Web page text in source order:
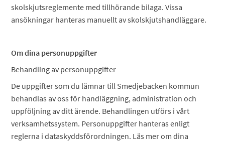
skolskjutsreglemente med tillhörande bilaga. Vissa
ansökningar hanteras manuellt av skolskjutshandläggare.
Om dina personuppgifter
Behandling av personuppgifter
De uppgifter som du lämnar till Smedjebacken kommun
behandlas av oss för handläggning, administration och
uppföljning av ditt ärende. Behandlingen utförs i vårt
verksamhetssystem. Personuppgifter hanteras enligt
reglerna i dataskyddsförordningen. Läs mer om dina